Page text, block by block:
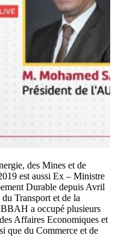
des Mines et de
est aussi Ex – Ministre
Durable depuis Avril
Transport et de la
a occupé plusieurs
Affaires Economiques et
que du Commerce et de